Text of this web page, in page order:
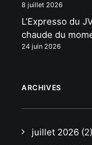
8 juillet 2026
L’Expresso du
chaude du
24 juin 2026
ARCHIVES
juillet 2026 (2)